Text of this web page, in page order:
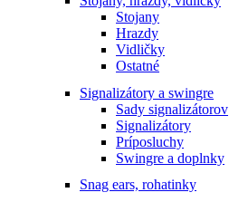
Stojany
Hrazdy
Vidličky
Ostatné
Signalizátory a swingre
Sady signalizátorov
Signalizátory
Príposluchy
Swingre a doplnky
Snag ears, rohatinky